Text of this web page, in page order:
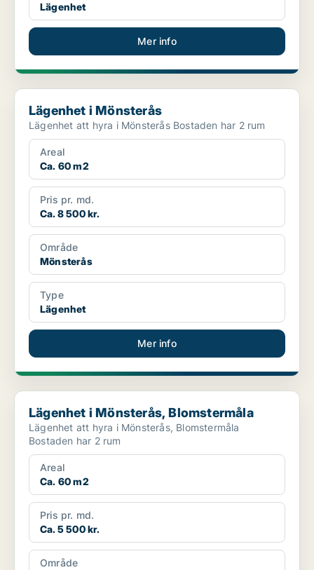
Lägenhet
Mer info
Lägenhet i Mönsterås
Lägenhet i Mönsterås
Lägenhet att hyra i Mönsterås Bostaden har 2 rum
Areal
Ca. 60 m2
Pris pr. md.
Ca. 8 500 kr.
Område
Mönsterås
Type
Lägenhet
Mer info
Lägenhet i Mönsterås, Blomstermåla
Lägenhet i Mönsterås, Blomstermåla
Lägenhet att hyra i Mönsterås, Blomstermåla
Bostaden har 2 rum
Areal
Ca. 60 m2
Pris pr. md.
Ca. 5 500 kr.
Område